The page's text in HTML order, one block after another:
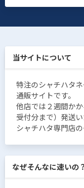
当サイトについて
特注のシャチハタ
通販サイトです。
他店では２週間か
受付分まで）発送い
シャチハタ専門店
なぜそんなに速いの